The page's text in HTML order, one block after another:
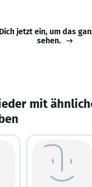
jetzt ein, um das
sehen.
mit